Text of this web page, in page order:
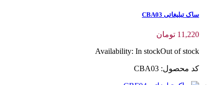
ساک تبلیغاتی CBA03
11,220 تومان
Availability: In stockOut of stock
کد محصول: CBA03